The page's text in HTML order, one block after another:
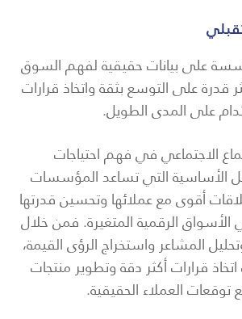
على بيانات حقيقية لفهم السوق
قدرة على التوسع بثقة واتخاذ قرارات
على المدى الطويل.
الاجتماعي في فهم احتياجات
الأساسية التي تساعد المؤسسات
أقوى مع عملائها وتحسين قدرتها
الرقمية المتغيرة. فمن خلال
المشاعر واستخراج الرؤى القيمة،
قرارات أكثر دقة وتطوير منتجات
العملاء الحقيقية.